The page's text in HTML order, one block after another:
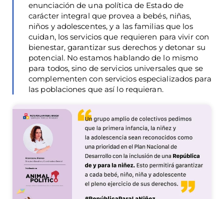
enunciación de una política de Estado de
carácter integral que provea a bebés, niñas,
niños y adolescentes, y a las familias que los
cuidan, los servicios que requieren para vivir con
bienestar, garantizar sus derechos y detonar su
potencial. No estamos hablando de lo mismo
para todos, sino de servicios universales que se
complementen con servicios especializados para
las poblaciones que así lo requieran.